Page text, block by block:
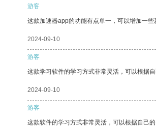
游客
这款加速器app的功能有点单一，可以增加一
2024-09-10
游客
这款学习软件的学习方式非常灵活，可以根据
2024-09-10
游客
这款软件的学习方式非常灵活，可以根据自己的